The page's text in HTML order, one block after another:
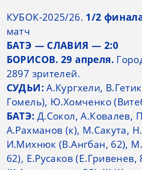
КУБОК-2025/26. 1/2
матч
БАТЭ — СЛАВИЯ — 2:0
БОРИСОВ. 29 апреля.
2897 зрителей.
СУДЬИ:А.Кургхели,
Гомель), Ю.Хомченко
БАТЭ: Д.Сокол, А.Ковалев,
А.Рахманов (к), М.Сакута,
И.Михнюк (В.Ангбан, 62),
62), Е.Русаков